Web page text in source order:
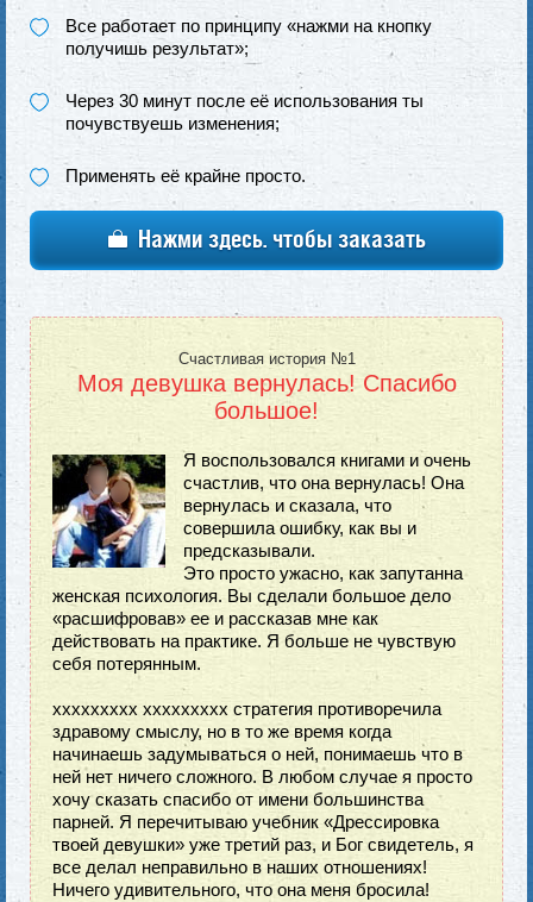
Все работает по принципу «нажми на кнопку
получишь результат»;
Через 30 минут после её использования ты
почувствуешь изменения;
Применять её крайне просто.
Нажми здесь. чтобы заказать
Счастливая история №1
Моя девушка вернулась! Спасибо
большое!
Я воспользовался книгами и очень
счастлив, что она вернулась! Она
вернулась и сказала, что
совершила ошибку, как вы и
предсказывали.
Это просто ужасно, как запутанна
женская психология. Вы сделали большое дело
«расшифровав» ее и рассказав мне как
действовать на практике. Я больше не чувствую
себя потерянным.
xxxxxxxxx xxxxxxxxx стратегия противоречила
здравому смыслу, но в то же время когда
начинаешь задумываться о ней, понимаешь что в
ней нет ничего сложного. В любом случае я просто
хочу сказать спасибо от имени большинства
парней. Я перечитываю учебник «Дрессировка
твоей девушки» уже третий раз, и Бог свидетель, я
все делал неправильно в наших отношениях!
Ничего удивительного, что она меня бросила!